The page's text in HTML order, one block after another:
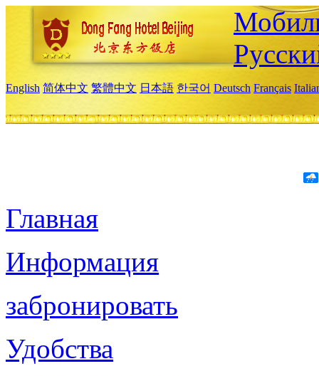
English 简体中文 繁體中文 日本語 한국어 Deutsch Français
Главная
Информация
забронировать
Удобства